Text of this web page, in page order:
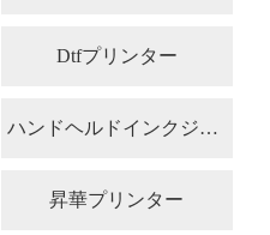
Dtfプリンター
ハンドヘルドインクジェットプリンター
昇華プリンター